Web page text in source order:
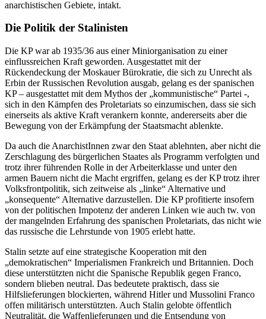
anarchistischen Gebiete, intakt.
Die Politik der Stalinisten
Die KP war ab 1935/36 aus einer Miniorganisation zu einer
einflussreichen Kraft geworden. Ausgestattet mit der
Rückendeckung der Moskauer Bürokratie, die sich zu Unrecht als
Erbin der Russischen Revolution ausgab, gelang es der spanischen
KP – ausgestattet mit dem Mythos der „kommunistische“ Partei -,
sich in den Kämpfen des Proletariats so einzumischen, dass sie sich
einerseits als aktive Kraft verankern konnte, andererseits aber die
Bewegung von der Erkämpfung der Staatsmacht ablenkte.
Da auch die AnarchistInnen zwar den Staat ablehnten, aber nicht die
Zerschlagung des bürgerlichen Staates als Programm verfolgten und
trotz ihrer führenden Rolle in der Arbeiterklasse und unter den
armen Bauern nicht die Macht ergriffen, gelang es der KP trotz ihrer
Volksfrontpolitik, sich zeitweise als „linke“ Alternative und
„konsequente“ Alternative darzustellen. Die KP profitierte insofern
von der politischen Impotenz der anderen Linken wie auch tw. von
der mangelnden Erfahrung des spanischen Proletariats, das nicht wie
das russische die Lehrstunde von 1905 erlebt hatte.
Stalin setzte auf eine strategische Kooperation mit den
„demokratischen“ Imperialismen Frankreich und Britannien. Doch
diese unterstützten nicht die Spanische Republik gegen Franco,
sondern blieben neutral. Das bedeutete praktisch, dass sie
Hilfslieferungen blockierten, während Hitler und Mussolini Franco
offen militärisch unterstützten. Auch Stalin gelobte öffentlich
Neutralität, die Waffenlieferungen und die Entsendung von